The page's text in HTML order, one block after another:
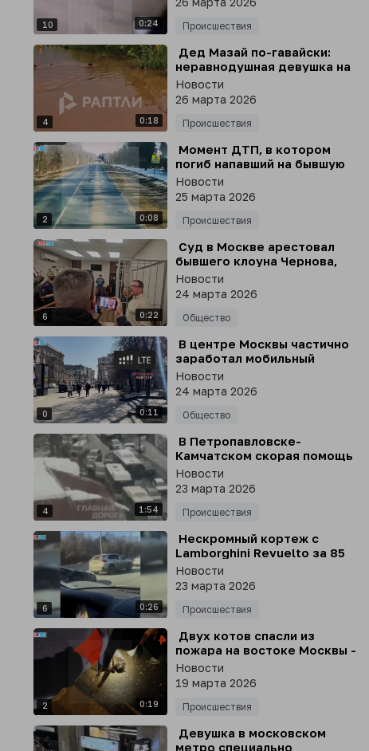
10 0:24 Происшествия
4 0:18
⁣ Дед Мазай по-гавайски:
неравнодушная девушка на
сапе спасла собак от
наводнения
Новости
26 марта 2026
Происшествия
2 0:08
⁣ Момент ДТП, в котором
погиб напавший на бывшую
девушку на севере Москвы,
публикует РЕН ТВ
Новости
25 марта 2026
Происшествия
6 0:22
⁣ Суд в Москве арестовал
бывшего клоуна Чернова,
обвиняемого в гибели 4
человек при пожаре в
центре Москвы, -
прокуратура
Новости
24 марта 2026
Общество
0 0:11
⁣ В центре Москвы частично
заработал мобильный
интернет
Новости
24 марта 2026
Общество
4 1:54
⁣ В Петропавловске-
Камчатском скорая помощь
не могла проехать минут
десять, мешали
напаркованные машины
Новости
23 марта 2026
Происшествия
6 0:26
⁣ Нескромный кортеж с
Lamborghini Revuelto за 85
млн рублей заметили на
дорогах Москвы
Новости
23 марта 2026
Происшествия
2 0:19
⁣ Двух котов спасли из
пожара на востоке Москвы -
одному из них
понадобилась помощь,
чтобы прийти в себя
Новости
19 марта 2026
Происшествия
⁣ Девушка в московском
метро специально